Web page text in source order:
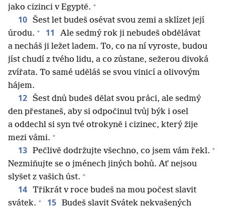
jako cizinci v Egyptě. +
10 Šest let budeš osévat svou zemi a sklízet její
úrodu. + 11
Ale sedmý rok ji nebudeš obdělávat
a necháš ji ležet ladem. To, co na ní vyroste, budou
jíst chudí z tvého lidu, a co zůstane, sežerou divoká
zvířata. To samé uděláš se svou vinicí a olivovým
hájem.
12 Šest dnů budeš dělat svou práci, ale sedmý
den přestaneš, aby si odpočinul tvůj býk i osel
a oddechl si syn tvé otrokyně i cizinec, který žije
mezi vámi. +
13 Pečlivě dodržujte všechno, co jsem vám řekl. +
Nezmiňujte se o jménech jiných bohů. Ať nejsou
slyšet z vašich úst. +
14 Třikrát v roce budeš na mou počest slavit
svátek. + 15 Budeš slavit Svátek nekvašených